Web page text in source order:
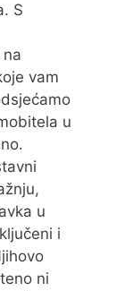
S
vam
u
u
i
ni